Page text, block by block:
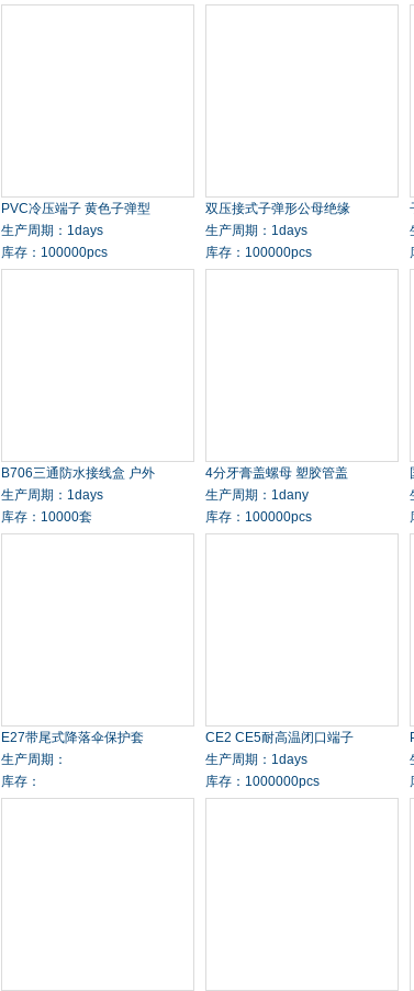
PVC冷压端子 黄色子弹型
生产周期：1days
库存：100000pcs
双压接式子弹形公母绝缘
生产周期：1days
库存：100000pcs
B706三通防水接线盒 户外
生产周期：1days
库存：10000套
4分牙膏盖螺母 塑胶管盖
生产周期：1dany
库存：100000pcs
E27带尾式降落伞保护套
生产周期：
库存：
CE2 CE5耐高温闭口端子
生产周期：1days
库存：1000000pcs